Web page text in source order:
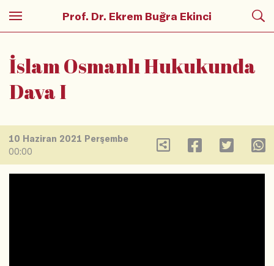
Prof. Dr. Ekrem Buğra Ekinci
İslam Osmanlı Hukukunda
Dava I
10 Haziran 2021 Perşembe
00:00